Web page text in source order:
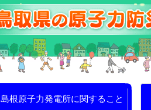
島根原子力発電所に関すること